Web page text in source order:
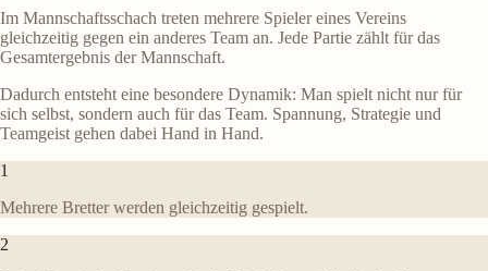
Im Mannschaftsschach treten mehrere Spieler eines Vereins
gleichzeitig gegen ein anderes Team an. Jede Partie zählt für das
Gesamtergebnis der Mannschaft.
Dadurch entsteht eine besondere Dynamik: Man spielt nicht nur für
sich selbst, sondern auch für das Team. Spannung, Strategie und
Teamgeist gehen dabei Hand in Hand.
1
Mehrere Bretter werden gleichzeitig gespielt.
2